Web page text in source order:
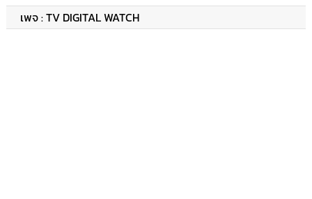
เพจ : TV DIGITAL WATCH